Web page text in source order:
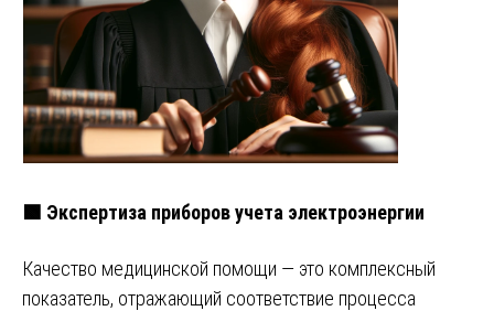
🟩 Экспертиза приборов учета электроэнергии
Качество медицинской помощи — это комплексный
показатель, отражающий соответствие процесса